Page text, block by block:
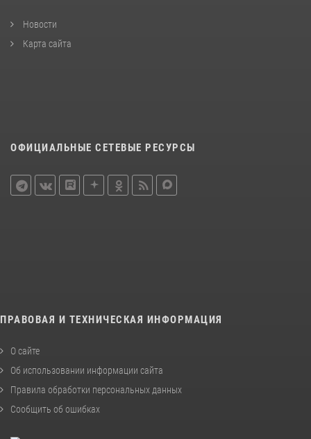
Новости
Карта сайта
ОФИЦИАЛЬНЫЕ СЕТЕВЫЕ РЕСУРСЫ
ПРАВОВАЯ И ТЕХНИЧЕСКАЯ ИНФОРМАЦИЯ
О сайте
Об использовании информации сайта
Правила обработки персональных данных
Сообщить об ошибках